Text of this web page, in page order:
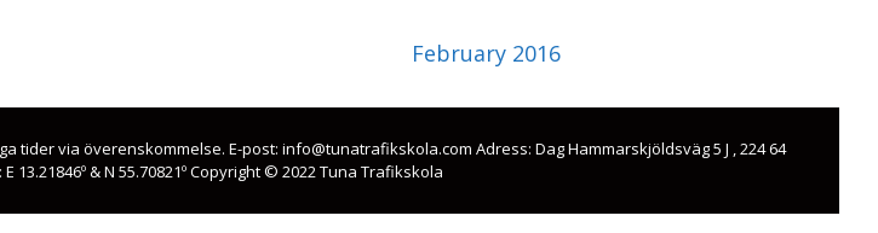
February 2016
tider via överenskommelse. E-post: info@tunatrafikskola.com Adress: Dag Hammarskjöldsväg 5 J , 224 64
13.21846º & N 55.70821º Copyright © 2022 Tuna Trafikskola